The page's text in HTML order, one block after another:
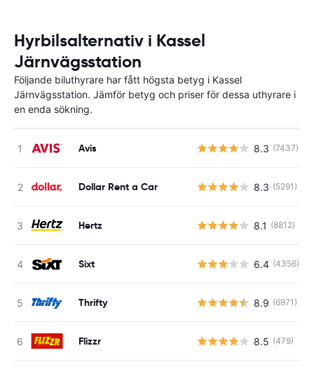
Hyrbilsalternativ i Kassel
Järnvägsstation
Följande biluthyrare har fått högsta betyg i Kassel
Järnvägsstation. Jämför betyg och priser för dessa uthyrare i
en enda sökning.
Avis 8.3 (7437)
Dollar Rent a Car 8.3 (5291)
Hertz 8.1 (8812)
Sixt 6.4 (4356)
Thrifty 8.9 (6971)
Flizzr 8.5 (479)